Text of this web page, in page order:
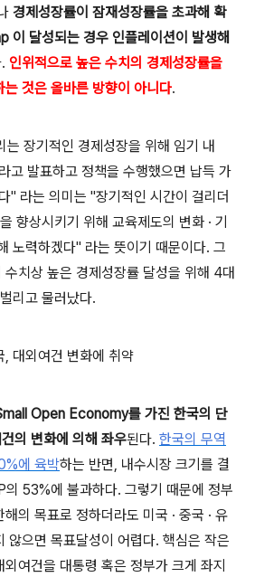
경제성장률이 잠재성장률을 초과해 확
이 달성되는 경우 인플레이션이 발생해
인위적으로 높은 수치의 경제성장률을
것은 올바른 방향이 아니다.
는 장기적인 경제성장을 위해 임기 내
고 발표하고 정책을 수행했으면 납득 가
" 라는 의미는 "장기적인 시간이 걸리더
향상시키기 위해 교육제도의 변화 · 기
노력하겠다" 라는 뜻이기 때문이다. 그
수치상 높은 경제성장률 달성을 위해 4대
벌리고 물러났다.
대외여건 변화에 취약
Open Economy를 가진 한국의 단
의 변화에 의해 좌우된다. 한국의 무역
에 육박하는 반면, 내수시장 크기를 결
53%에 불과하다. 그렇기 때문에 정부
의 목표로 정하더라도 미국 · 중국 · 유
않으면 목표달성이 어렵다. 핵심은 작은
외여건을 대통령 혹은 정부가 크게 좌지